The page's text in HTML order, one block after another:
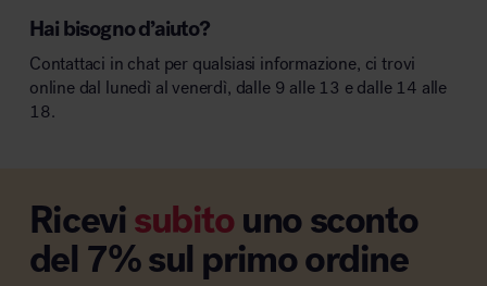
Hai bisogno d’aiuto?
Contattaci in chat per qualsiasi informazione, ci trovi
online dal lunedì al venerdì, dalle 9 alle 13 e dalle 14 alle
18.
Ricevisubitouno sconto
del 7% sul primo ordine